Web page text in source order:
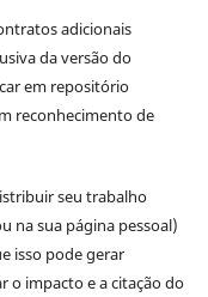
adicionais
da versão do
em repositório
reconhecimento de
seu trabalho
na sua página pessoal)
isso pode gerar
o impacto e a citação do